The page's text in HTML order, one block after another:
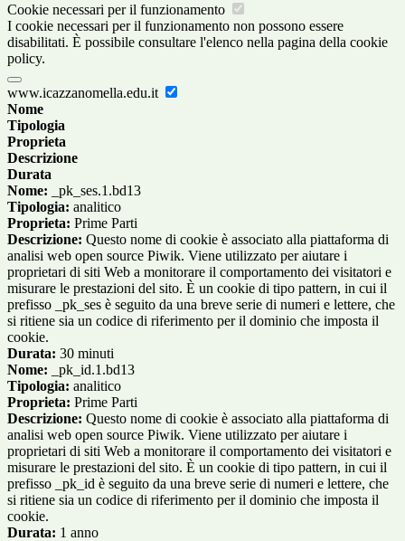
Cookie necessari per il funzionamento
I cookie necessari per il funzionamento non possono essere
disabilitati. È possibile consultare l'elenco nella pagina della cookie
policy.
www.icazzanomella.edu.it
Nome
Tipologia
Proprieta
Descrizione
Durata
Nome: _pk_ses.1.bd13
Tipologia: analitico
Proprieta: Prime Parti
Descrizione: Questo nome di cookie è associato alla piattaforma di
analisi web open source Piwik. Viene utilizzato per aiutare i
proprietari di siti Web a monitorare il comportamento dei visitatori e
misurare le prestazioni del sito. È un cookie di tipo pattern, in cui il
prefisso _pk_ses è seguito da una breve serie di numeri e lettere, che
si ritiene sia un codice di riferimento per il dominio che imposta il
cookie.
Durata: 30 minuti
Nome: _pk_id.1.bd13
Tipologia: analitico
Proprieta: Prime Parti
Descrizione: Questo nome di cookie è associato alla piattaforma di
analisi web open source Piwik. Viene utilizzato per aiutare i
proprietari di siti Web a monitorare il comportamento dei visitatori e
misurare le prestazioni del sito. È un cookie di tipo pattern, in cui il
prefisso _pk_id è seguito da una breve serie di numeri e lettere, che
si ritiene sia un codice di riferimento per il dominio che imposta il
cookie.
Durata: 1 anno